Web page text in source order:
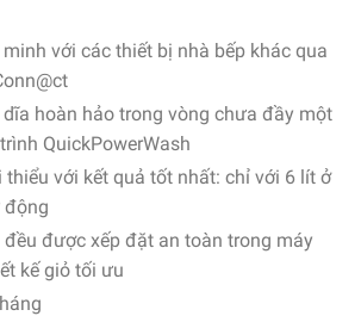
với các thiết bị nhà bếp khác qua
hoàn hảo trong vòng chưa đầy một
QuickPowerWash
với kết quả tốt nhất: chỉ với 6 lít ở
được xếp đặt an toàn trong máy
kế giỏ tối ưu